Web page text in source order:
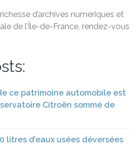
d’archives numériques et
de l’Île-de-France, rendez-vous
ce patrimoine automobile est
Citroën sommé de
litres d’eaux usées déversées